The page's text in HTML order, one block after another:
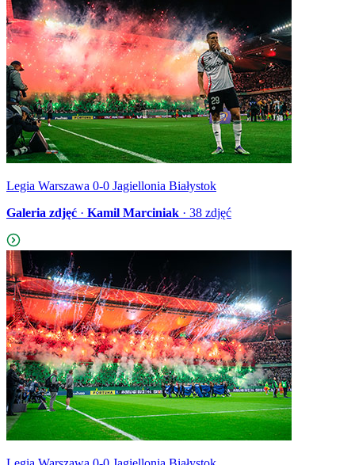
Legia Warszawa 0-0 Jagiellonia Białystok
Galeria zdjęć · Kamil Marciniak · 38 zdjęć